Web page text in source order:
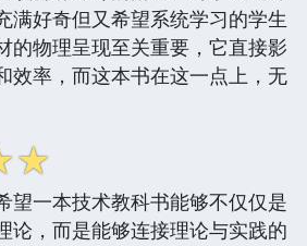
满好奇但又希望系统学习的学生
的物理呈现至关重要，它直接影
效率，而这本书在这一点上，无
☆
望一本技术教科书能够不仅仅是
论，而是能够连接理论与实践的